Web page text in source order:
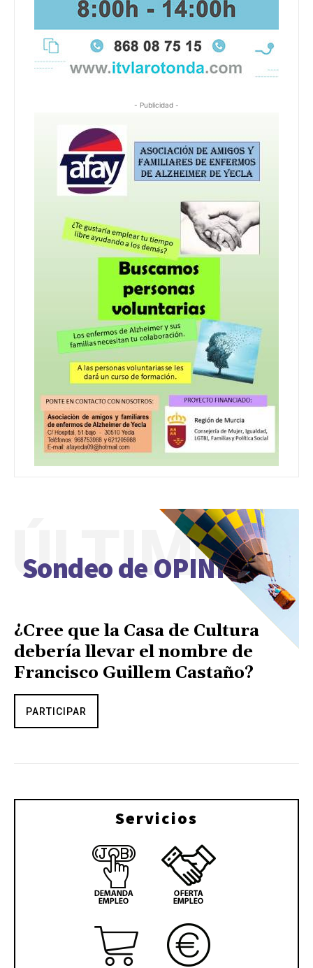
- Publicidad -
Sondeo de OPINIÓN
ÚLTIMO
¿Cree que la Casa de Cultura
debería llevar el nombre de
Francisco Guillem Castaño?
PARTICIPAR
Servicios